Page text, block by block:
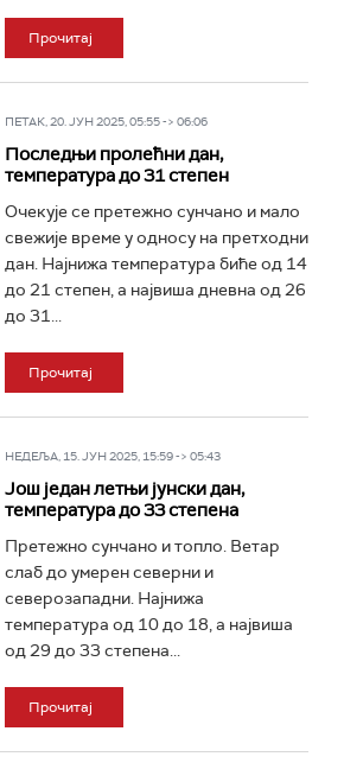
Прочитај
ПЕТАК, 20. ЈУН 2025, 05:55 -> 06:06
Последњи пролећни дан,
температура до 31 степен
Очекује се претежно сунчано и мало
свежије време у односу на претходни
дан. Најнижа температура биће од 14
до 21 степен, а највиша дневна од 26
до 31...
Прочитај
НЕДЕЉА, 15. ЈУН 2025, 15:59 -> 05:43
Још један летњи јунски дан,
температура до 33 степена
Претежно сунчано и топло. Ветар
слаб до умерен северни и
северозападни. Најнижа
температура од 10 до 18, а највиша
од 29 до 33 степена...
Прочитај